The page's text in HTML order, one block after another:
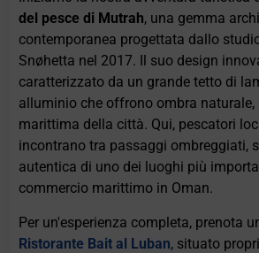
del pesce di Mutrah, una gemma
contemporanea progettata dallo
Snøhetta nel 2017. Il suo design
caratterizzato da un grande tetto di
alluminio che offrono ombra naturale,
marittima della città. Qui, pescatori
incontrano tra passaggi ombreggiati,
autentica di uno dei luoghi più
commercio marittimo in Oman.
Per un'esperienza completa, prenota
Ristorante Bait al Luban, situato